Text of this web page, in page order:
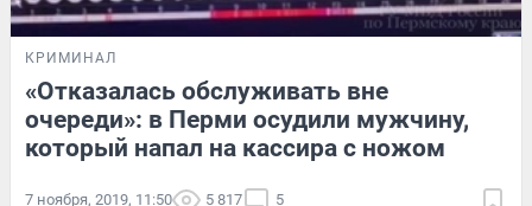
КРИМИНАЛ
«Отказалась обслуживать вне
очереди»: в Перми осудили мужчину,
который напал на кассира с ножом
7 ноября, 2019, 11:50 5 817 5